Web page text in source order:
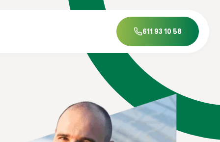
611 93 10 58